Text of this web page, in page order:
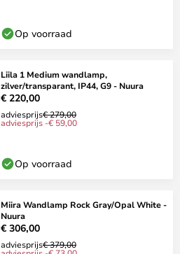
Op voorraad
Liila 1 Medium wandlamp,
zilver/transparant, IP44, G9 - Nuura
€ 220,00
adviesprijs€ 279,00
adviesprijs -€ 59,00
Op voorraad
Miira Wandlamp Rock Gray/Opal White -
Nuura
€ 306,00
adviesprijs€ 379,00